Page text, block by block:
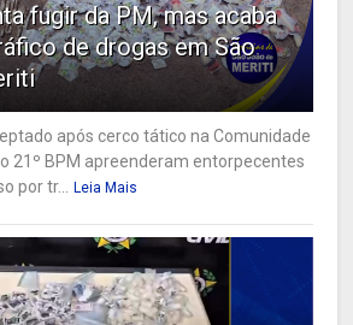
fugir da PM, mas acaba
de drogas em São
após cerco tático na Comunidade
21º BPM apreenderam entorpecentes
por tr... Leia Mais